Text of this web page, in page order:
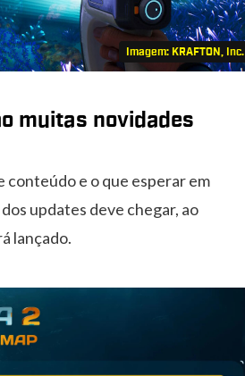
Imagem: KRAFTON, Inc.
muitas novidades
conteúdo e o que esperar em
updates deve chegar, ao
lançado.